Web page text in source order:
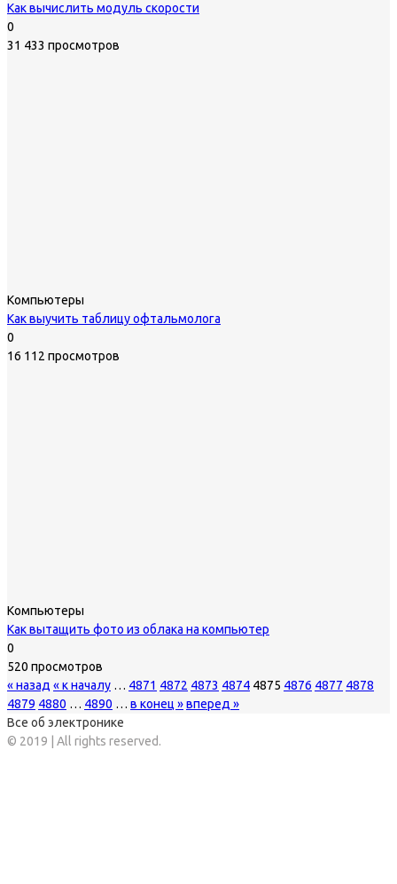
Как вычислить модуль скорости
0
31 433 просмотров
Компьютеры
Как выучить таблицу офтальмолога
0
16 112 просмотров
Компьютеры
Как вытащить фото из облака на компьютер
0
520 просмотров
« назад « к началу … 4871 4872 4873 4874 4875 4876 4877 4878
4879 4880 … 4890 … в конец »вперед »
Все об электронике
© 2019 | All rights reserved.